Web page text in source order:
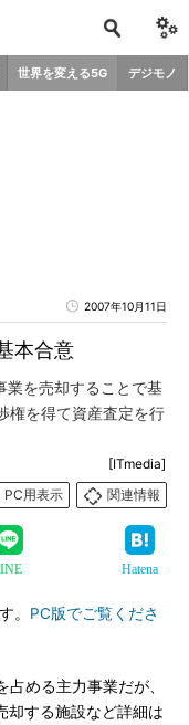
世界を変える5G デジモノ
2007年10月11日
本合意
業を売却することで基
権を得て資産査定を行
[ITmedia]
PC用表示
関連情報
Hatena
。 PC版でご覧くださ
める主力事業だが、
却する施設など詳細は